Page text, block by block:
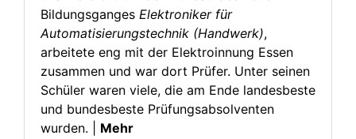
Bildungsganges Elektroniker für
Automatisierungstechnik (Handwerk),
arbeitete eng mit der Elektroinnung Essen
zusammen und war dort Prüfer. Unter seinen
Schüler waren viele, die am Ende landesbeste
und bundesbeste Prüfungsabsolventen
wurden. | Mehr